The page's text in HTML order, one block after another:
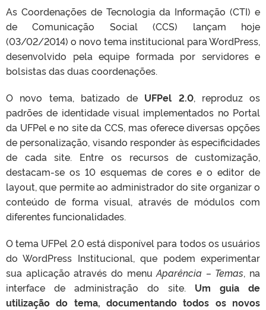
As Coordenações de Tecnologia da Informação (CTI) e
de Comunicação Social (CCS) lançam hoje
(03/02/2014) o novo tema institucional para WordPress,
desenvolvido pela equipe formada por servidores e
bolsistas das duas coordenações.
O novo tema, batizado de UFPel 2.0, reproduz os
padrões de identidade visual implementados no Portal
da UFPel e no site da CCS, mas oferece diversas opções
de personalização, visando responder às especificidades
de cada site. Entre os recursos de customização,
destacam-se os 10 esquemas de cores e o editor de
layout, que permite ao administrador do site organizar o
conteúdo de forma visual, através de módulos com
diferentes funcionalidades.
O tema UFPel 2.0 está disponível para todos os usuários
do WordPress Institucional, que podem experimentar
sua aplicação através do menuAparência – Temas, na
interface de administração do site. Um guia de
utilização do tema, documentando todos os novos